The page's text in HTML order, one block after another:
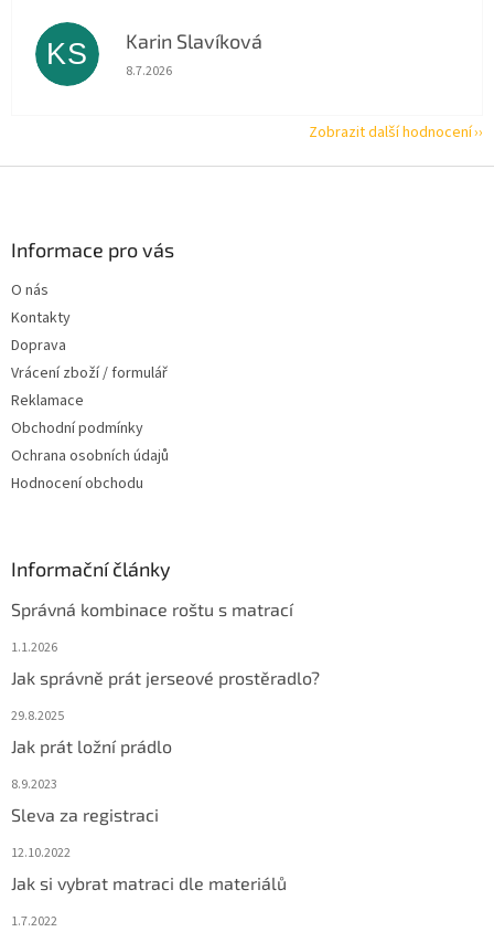
KS Karin Slavíková
Hodnocení obchodu je 5 z 5 hvězdiček.
8.7.2026
Zobrazit další hodnocení
Informace pro vás
O nás
Kontakty
Doprava
Vrácení zboží / formulář
Reklamace
Obchodní podmínky
Ochrana osobních údajů
Hodnocení obchodu
Informační články
Správná kombinace roštu s matrací
1.1.2026
Jak správně prát jerseové prostěradlo?
29.8.2025
Jak prát ložní prádlo
8.9.2023
Sleva za registraci
12.10.2022
Jak si vybrat matraci dle materiálů
1.7.2022